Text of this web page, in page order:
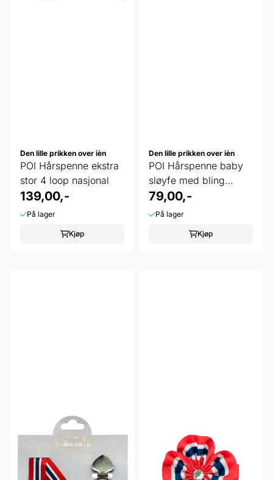
Den lille prikken over ièn
POI Hårspenne ekstra
stor 4 loop nasjonal
139,00,-
På lager
Kjøp
Den lille prikken over ièn
POI Hårspenne baby
sløyfe med bling
nasjonal
79,00,-
På lager
Kjøp